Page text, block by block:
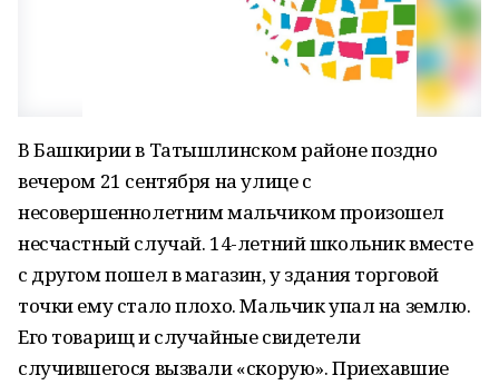
В Башкирии в Татышлинском районе поздно
вечером 21 сентября на улице с
несовершеннолетним мальчиком произошел
несчастный случай. 14-летний школьник вместе
с другом пошел в магазин, у здания торговой
точки ему стало плохо. Мальчик упал на землю.
Его товарищ и случайные свидетели
случившегося вызвали «скорую». Приехавшие